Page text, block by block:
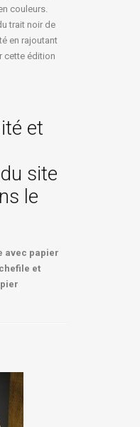
couleurs.
trait noir de
en rajoutant
cette édition
et
site
le
avec papier
et